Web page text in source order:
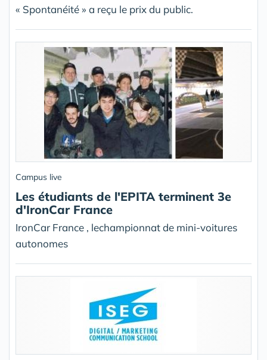
« Spontanéité » a reçu le prix du public.
Campus live
Les étudiants de l'EPITA terminent 3e
d'IronCar France
IronCar France , lechampionnat de mini-voitures
autonomes